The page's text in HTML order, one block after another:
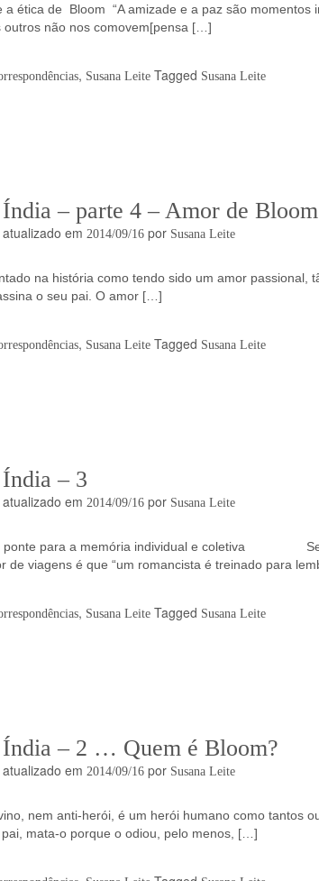
a ética de Bloom “A amizade e a paz são momentos
outros não nos comovem[pensa […]
, Susana Leite Tagged Susana Leite
– parte 4 – Amor de Bloom
atualizado em 2014/09/16por Susana Leite
na história como tendo sido um amor passional,
o seu pai. O amor […]
, Susana Leite Tagged Susana Leite
– 3
em 2014/09/16por Susana Leite
ponte para a memória individual e coletiva
de viagens é que “um romancista é treinado para
, Susana Leite Tagged Susana Leite
– 2 … Quem é Bloom?
em 2014/09/16por Susana Leite
nem anti-herói, é um herói humano como tantos
mata-o porque o odiou, pelo menos, […]